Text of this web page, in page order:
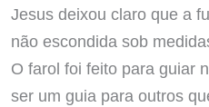
Jesus deixou claro que a
não escondida sob
O farol foi feito para guiar
ser um guia para outros